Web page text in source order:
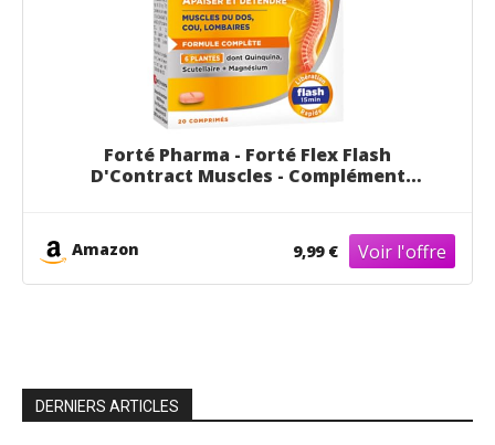
Forté Pharma - Forté Flex Flash
D'Contract Muscles - Complément
Magnésium Sureau Prêle - 20 comprimés,
Amazon 9,99 €
DERNIERS ARTICLES